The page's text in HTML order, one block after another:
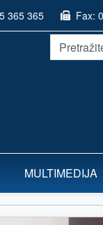
365 365 Fax:
MULTIMEDIJA